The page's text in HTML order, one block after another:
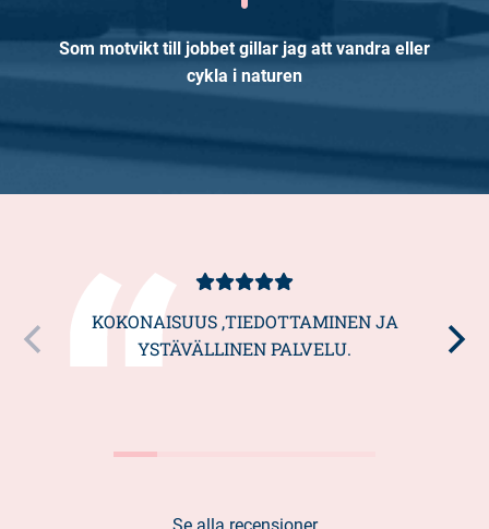
Som motvikt till jobbet gillar jag att vandra eller
cykla i naturen
Kundbetyg
5/5
KOKONAISUUS ,TIEDOTTAMINEN JA
YSTÄVÄLLINEN PALVELU.
Se alla recensioner